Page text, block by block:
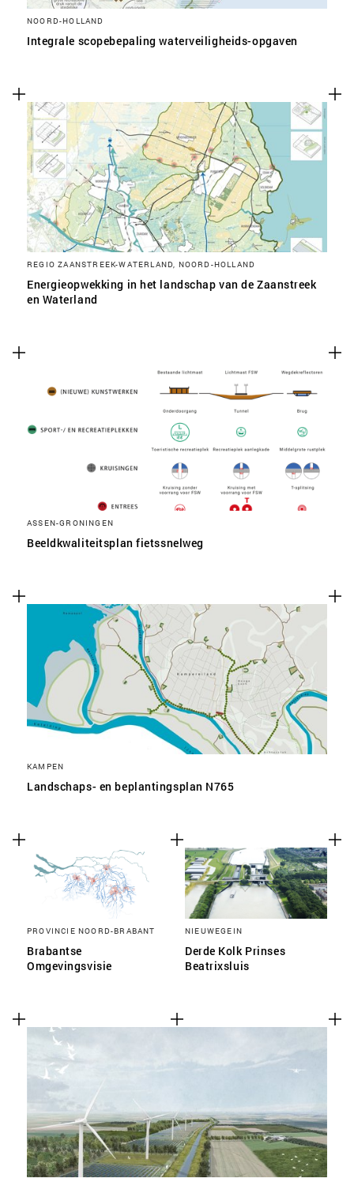
NOORD-HOLLAND
Integrale scopebepaling waterveiligheids-opgaven
REGIO ZAANSTREEK-WATERLAND, NOORD-HOLLAND
Energieopwekking in het landschap van de Zaanstreek
en Waterland
ASSEN-GRONINGEN
Beeldkwaliteitsplan fietssnelweg
KAMPEN
Landschaps- en beplantingsplan N765
PROVINCIE NOORD-BRABANT
Brabantse
Omgevingsvisie
NIEUWEGEIN
Derde Kolk Prinses
Beatrixsluis